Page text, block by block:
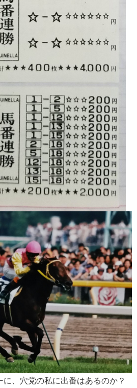
、穴党の私に出番はあるのか？